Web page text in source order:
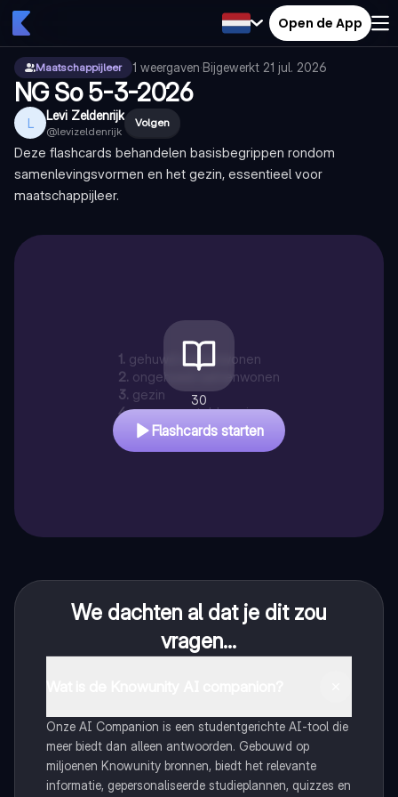
Open de App
Maatschappijleer 1 weergaven·Bijgewerkt 21 jul. 2026
NG So 5-3-2026
L Levi Zeldenrijk
@levizeldenrijk
Volgen
Deze flashcards behandelen basisbegrippen rondom
samenlevingsvormen en het gezin, essentieel voor
maatschappijleer.
1. gehuwd samenwonen
2. ongehuwd samenwonen
3. gezin
4. samengesteld gezin
30
Flashcards starten
We dachten al dat je dit zou
vragen...
Onze AI Companion is een studentgerichte AI-tool die
meer biedt dan alleen antwoorden. Gebouwd op
miljoenen Knowunity bronnen, biedt het relevante
informatie, gepersonaliseerde studieplannen, quizzes en